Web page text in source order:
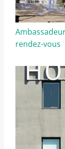
rendez-vous